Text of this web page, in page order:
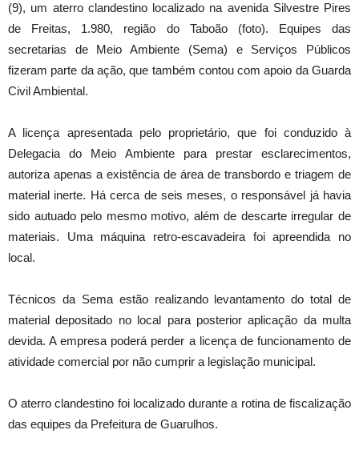
(9), um aterro clandestino localizado na avenida Silvestre Pires
de Freitas, 1.980, região do Taboão (foto). Equipes das
secretarias de Meio Ambiente (Sema) e Serviços Públicos
fizeram parte da ação, que também contou com apoio da Guarda
Civil Ambiental.
A licença apresentada pelo proprietário, que foi conduzido à
Delegacia do Meio Ambiente para prestar esclarecimentos,
autoriza apenas a existência de área de transbordo e triagem de
material inerte. Há cerca de seis meses, o responsável já havia
sido autuado pelo mesmo motivo, além de descarte irregular de
materiais. Uma máquina retro-escavadeira foi apreendida no
local.
Técnicos da Sema estão realizando levantamento do total de
material depositado no local para posterior aplicação da multa
devida. A empresa poderá perder a licença de funcionamento de
atividade comercial por não cumprir a legislação municipal.
O aterro clandestino foi localizado durante a rotina de fiscalização
das equipes da Prefeitura de Guarulhos.